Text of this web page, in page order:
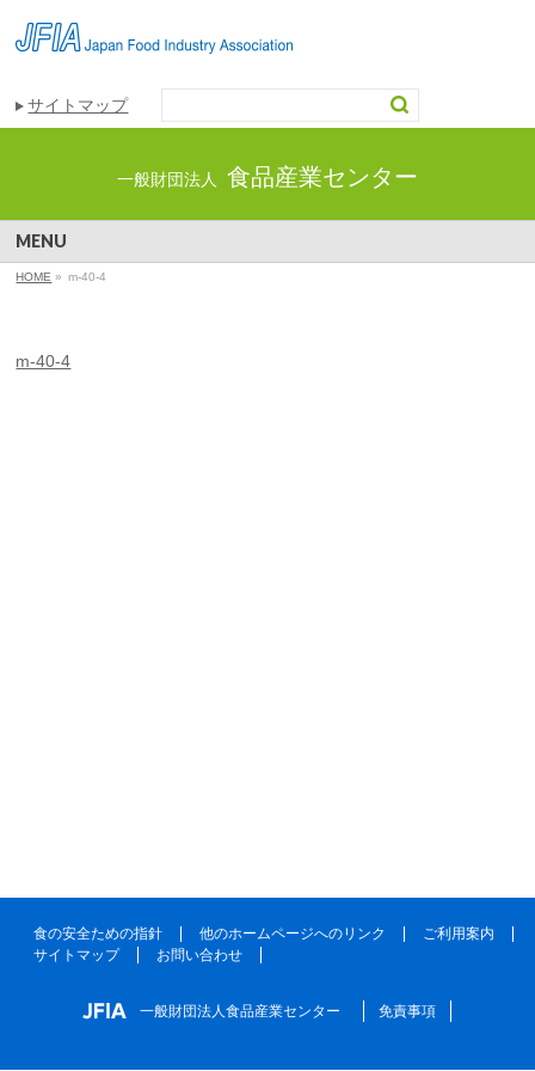
サイトマップ
一般財団法人 食品産業センター
MENU
HOME » m-40-4
m-40-4
食の安全ための指針 他のホームページへのリンク
ご利用案内
サイトマップ
お問い合わせ
一般財団法人食品産業センター 免責事項